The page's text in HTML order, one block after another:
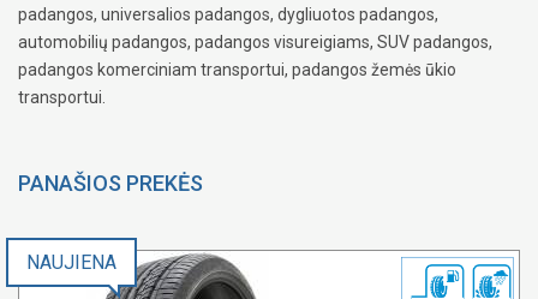
padangos, universalios padangos, dygliuotos padangos,
automobilių padangos, padangos visureigiams, SUV padangos,
padangos komerciniam transportui, padangos žemės ūkio
transportui.
PANAŠIOS PREKĖS
NAUJIENA